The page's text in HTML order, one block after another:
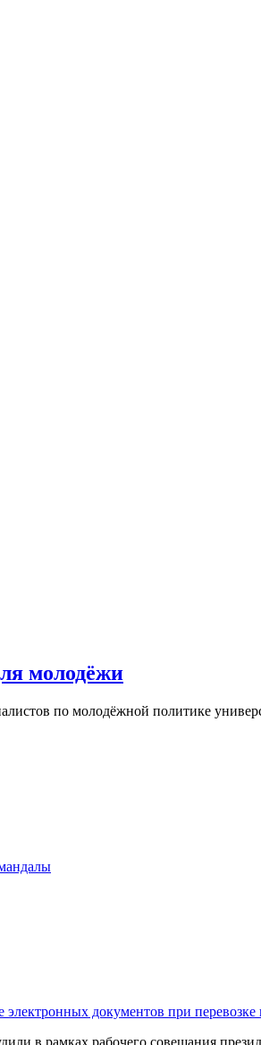
молодёжи
по молодёжной политике
документов при перевозке
в рамках рабочего совещания